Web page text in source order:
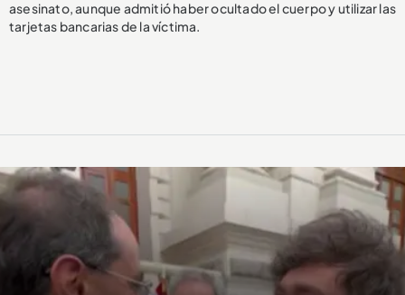
asesinato, aunque admitió haber ocultado el cuerpo y utilizar las
tarjetas bancarias de la víctima.